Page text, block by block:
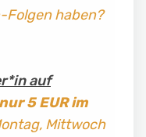
haben?
auf
nur 5 EUR im
Mittwoch